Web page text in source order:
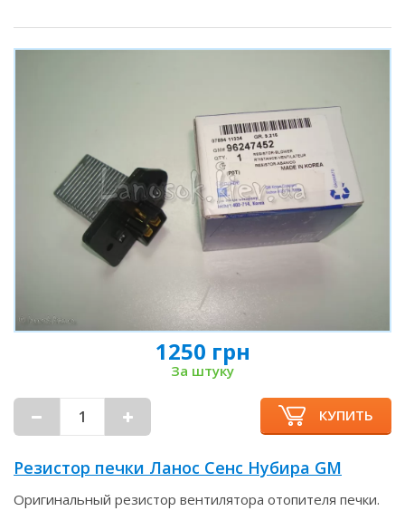
1250 грн
За штуку
КУПИТЬ
Резистор печки Ланос Сенс Нубира GM
Оригинальный резистор вентилятора отопителя печки.